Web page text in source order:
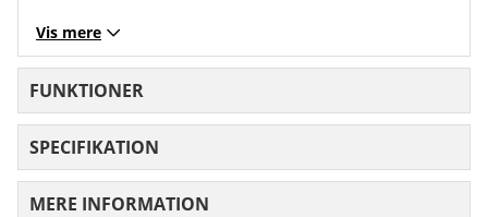
Vis mere
FUNKTIONER
SPECIFIKATION
MERE INFORMATION